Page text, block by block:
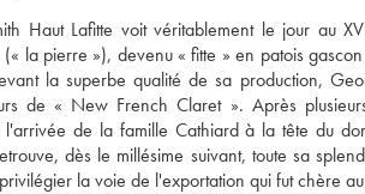
Haut Lafitte voit véritablement le jour au
la pierre »), devenu « fitte » en patois
la superbe qualité de sa production,
de « New French Claret ». Après
l'arrivée de la famille Cathiard à la tête du
dès le millésime suivant, toute sa
la voie de l'exportation qui fut chère